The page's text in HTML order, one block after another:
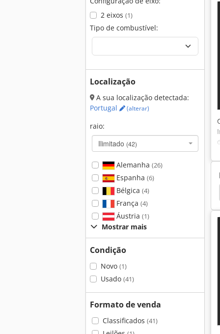
2 eixos (1)
Tipo de combustível:
Localização
A sua localização detectada:
Portugal
(alterar)
raio:
Ilimitado (42)
Alemanha (26)
Espanha (6)
Bélgica (4)
França (4)
Áustria (1)
Mostrar mais
Condição
Novo (1)
Usado (41)
Formato de venda
Classificados (41)
Hamm 3518